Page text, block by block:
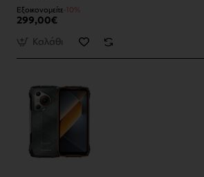
Εξοικονομείτε -10%
299,00€
Καλάθι